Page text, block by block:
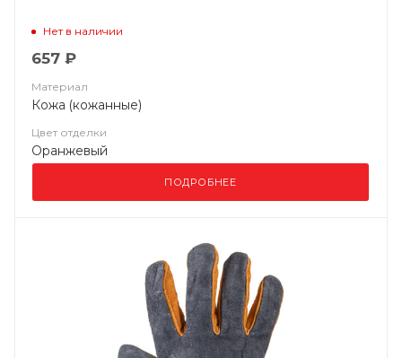
Нет в наличии
657 ₽
Материал
Кожа (кожанные)
Цвет отделки
Оранжевый
ПОДРОБНЕЕ